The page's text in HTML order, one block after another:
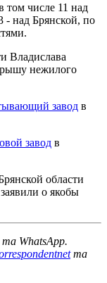
том числе 11 над
- над Брянской, по
Владислава
нежилого
завод в
завод в
области
о якобы
та WhatsApp.
та